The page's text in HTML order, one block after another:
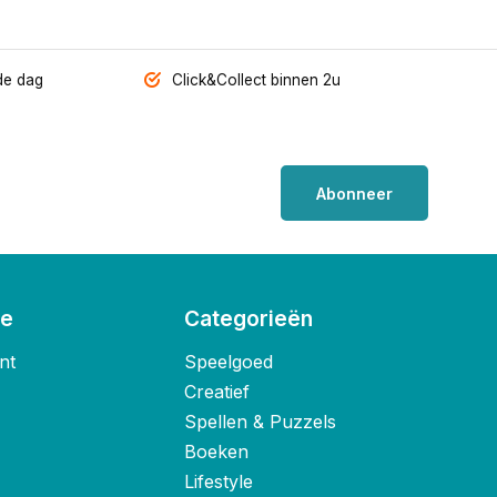
dag Click&Collect binnen 2u
Abonneer
Categorieën
Speelgoed
Creatief
Spellen & Puzzels
Boeken
Lifestyle